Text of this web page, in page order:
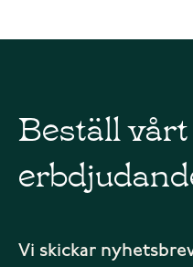
Beställ
Vi skickar